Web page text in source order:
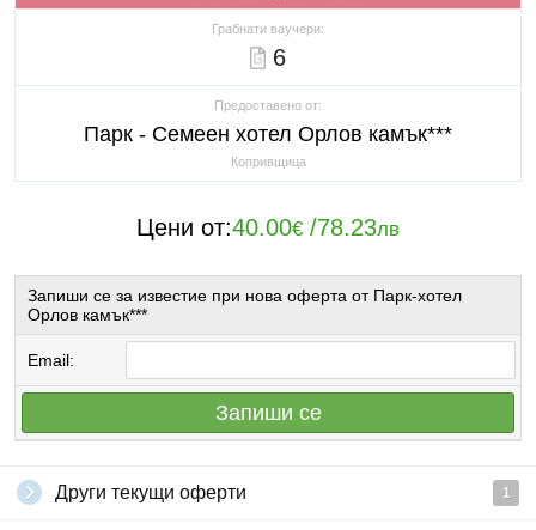
Грабнати ваучери:
6
Предоставено от:
Парк - Семеен хотел Орлов камък***
Копривщица
Цени от:40.00€ /78.23лв
Запиши се за известие при нова оферта от Парк-хотел
Орлов камък***
Email:
Запиши се
Други текущи оферти 1